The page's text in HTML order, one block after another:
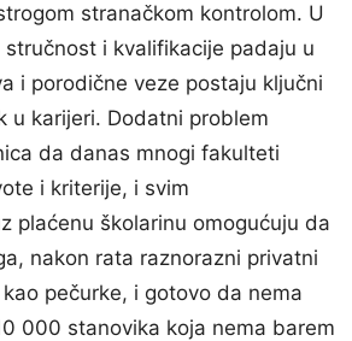
stranačkom kontrolom. U
i kvalifikacije padaju u
i porodične veze postaju ključni
u karijeri. Dodatni problem
da danas mnogi fakulteti
i kriterije, i svim
plaćenu školarinu omogućuju da
nakon rata raznorazni privatni
pečurke, i gotovo da nema
000 stanovika koja nema barem